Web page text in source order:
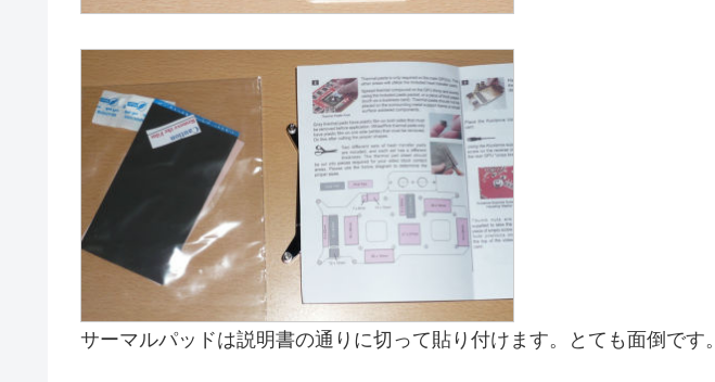
サーマルパッドは説明書の通りに切って貼り付けます。とても面倒です。